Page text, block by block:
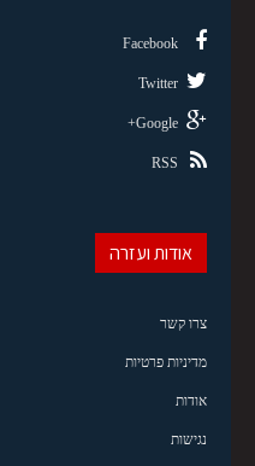
Facebook
Twitter
Google+
RSS
אודות ועזרה
צרו קשר
מדיניות פרטיות
אודות
נגישות